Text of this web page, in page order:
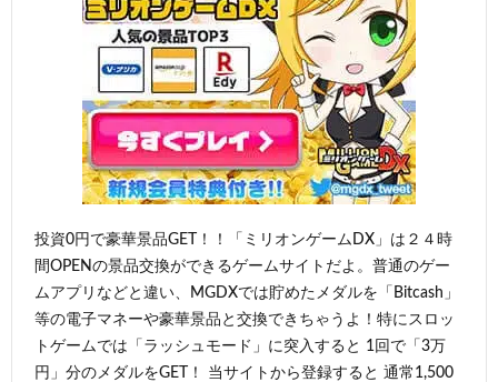
投資0円で豪華景品GET！！「ミリオンゲームDX」は２４時
間OPENの景品交換ができるゲームサイトだよ。普通のゲー
ムアプリなどと違い、MGDXでは貯めたメダルを「Bitcash」
等の電子マネーや豪華景品と交換できちゃうよ！特にスロッ
トゲームでは「ラッシュモード」に突入すると 1回で「3万
円」分のメダルをGET！ 当サイトから登録すると 通常1,500